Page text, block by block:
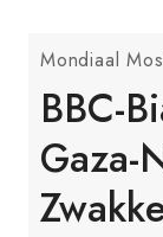
Mondiaal
BBC-
Gaza-